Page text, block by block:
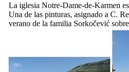
La iglesia Notre-Dame-de-Karmen
Una de las pinturas, asignado a C.
verano de la familia Sorkočević